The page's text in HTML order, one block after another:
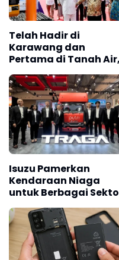
Telah Hadir di
Karawang dan
Pertama di Tanah Air,
Alat Berat Bertenaga
Listrik, Ini Komentar
KDM
Isuzu Pamerkan
Kendaraan Niaga
untuk Berbagai
Usaha